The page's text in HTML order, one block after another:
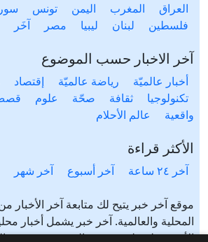
العراق
المغرب اليمن تونس
فلسطين
لبنان ليبيا مصر آخَر
آخر الاخبار حسب الموضوع
أخبار عالميّة رياضة عالميّة إقتصاد
تكنولوجيا
ثقافة صحّة علوم
واقعية
عالم الأحلام
الأكثر قراءة
آخر ٢٤ ساعة آخر أسبوع آخر شهر
موقع آخر خبر يتيح لك متابعة آخر الأخبار
المحلية والعالمية. آخر خبر يشمل أخبار
الأردن، فلسطين، مصر، السعودية، تونس،